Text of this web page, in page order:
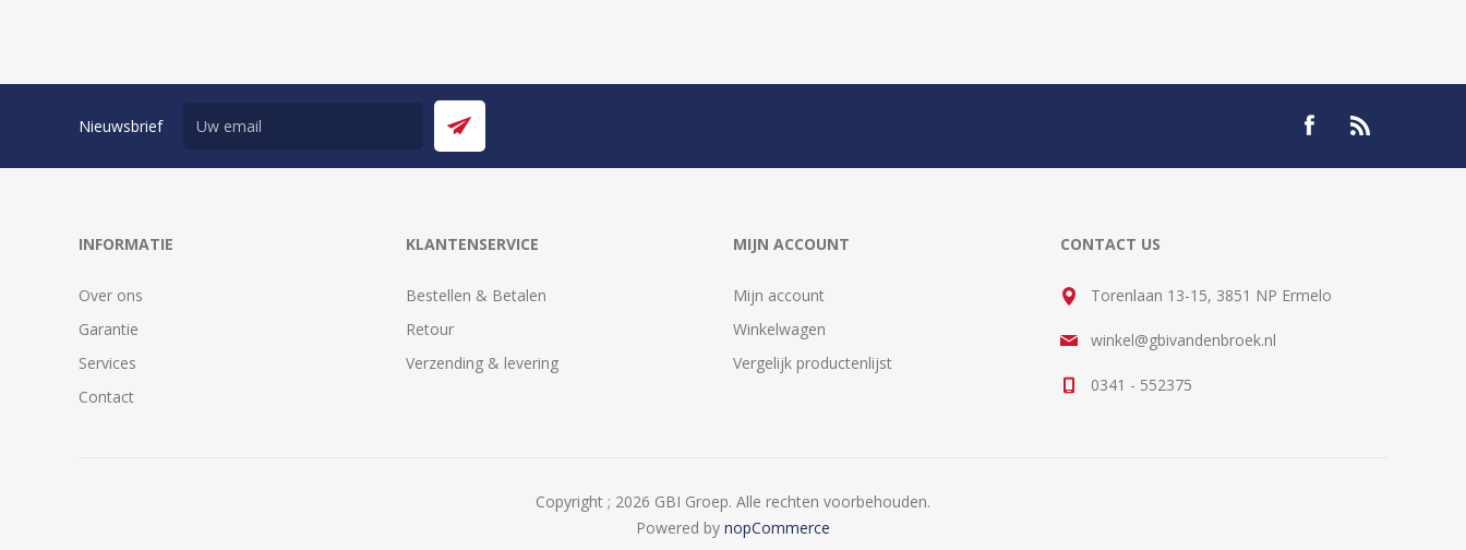
Nieuwsbrief
INFORMATIE
Over ons
Garantie
Services
Contact
KLANTENSERVICE
Bestellen & Betalen
Retour
Verzending & levering
MIJN ACCOUNT
Mijn account
Winkelwagen
Vergelijk productenlijst
CONTACT US
Torenlaan 13-15, 3851 NP Ermelo
winkel@gbivandenbroek.nl
0341 - 552375
Copyright ; 2026 GBI Groep. Alle rechten voorbehouden.
Powered by nopCommerce